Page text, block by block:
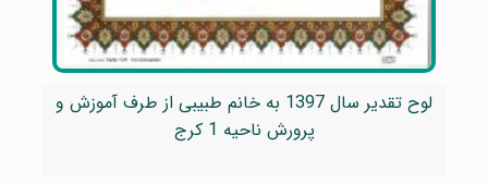
لوح تقدیر سال 1397 به خانم طبیبی از طرف آموزش و
پرورش ناحیه 1 کرج